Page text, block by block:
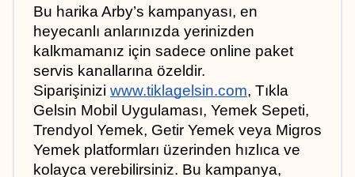
Bu harika Arby’s kampanyası, en
heyecanlı anlarınızda yerinizden
kalkmamanız için sadece online paket
servis kanallarına özeldir.
Siparişinizi www.tiklagelsin.com, Tıkla
Gelsin Mobil Uygulaması, Yemek Sepeti,
Trendyol Yemek, Getir Yemek veya Migros
Yemek platformları üzerinden hızlıca ve
kolayca verebilirsiniz. Bu kampanya,